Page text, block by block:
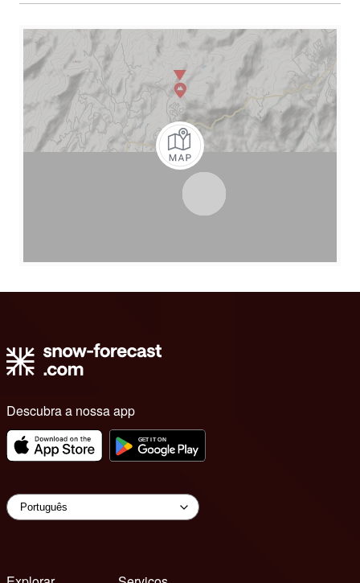
Descubra a nossa app